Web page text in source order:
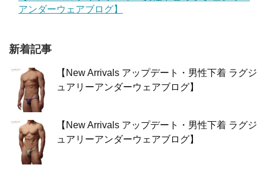
アンダーウェアブログ】
新着記事
【New Arrivals アップデート・男性下着 ラグジ
ュアリーアンダーウェアブログ】
【New Arrivals アップデート・男性下着 ラグジ
ュアリーアンダーウェアブログ】